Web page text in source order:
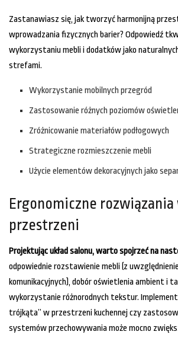
Zastanawiasz się, jak tworzyć harmonijną
wprowadzania fizycznych barier? Odpowiedź
wykorzystaniu mebli i dodatków jako
strefami.
Wykorzystanie mobilnych przegród
Zastosowanie różnych poziomów
Zróżnicowanie materiałów podłogowych
Strategiczne rozmieszczenie mebli
Użycie elementów dekoracyjnych jako
Ergonomiczne rozwiązania
przestrzeni
Projektując układ salonu, warto spojrzeć na
odpowiednie rozstawienie mebli (z
komunikacyjnych), dobór oświetlenia ambient i
wykorzystanie różnorodnych tekstur.
trójkąta” w przestrzeni kuchennej czy
systemów przechowywania może mocno